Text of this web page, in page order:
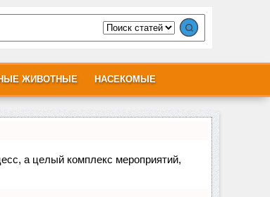
ЖИВОТНЫЕ НАСЕКОМЫЕ
а целый комплекс мероприятий,